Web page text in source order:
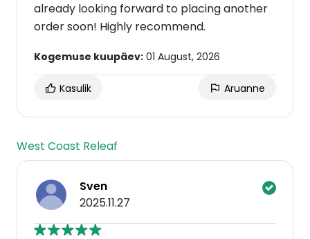
already looking forward to placing another
order soon! Highly recommend.
Kogemuse kuupäev: 01 August, 2026
Kasulik Aruanne
West Coast Releaf
Sven
2025.11.27